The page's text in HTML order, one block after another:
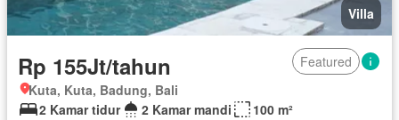
Villa
Rp 155Jt/tahun
Featured
Kuta, Kuta, Badung, Bali
2 Kamar tidur
2 Kamar mandi
100 m²